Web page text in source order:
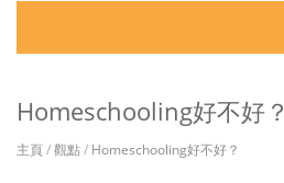
Homeschooling好不好？
主頁/觀點/ Homeschooling好不好？